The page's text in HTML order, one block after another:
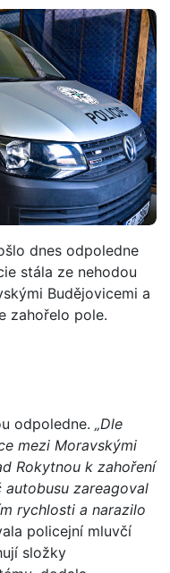
dnes odpoledne
stála ze nehodou
Budějovicemi a
zahořelo pole.
odpoledne. „Dle
mezi Moravskými
Rokytnou k zahoření
zareagoval
rychlosti a narazilo
policejní mluvčí
složky